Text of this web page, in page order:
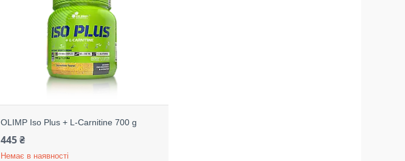
OLIMP Iso Plus + L-Carnitine 700 g
445 ₴
Немає в наявності